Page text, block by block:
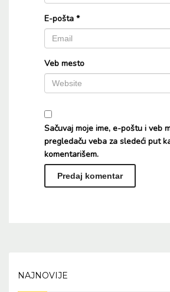
E-pošta *
Veb mesto
Sačuvaj moje ime, e-poštu i veb
pregledaču veba za sledeći put
komentarišem.
NAJNOVIJE